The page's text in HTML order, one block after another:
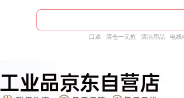
口罩 清仓一元抢 清洁用品 电线